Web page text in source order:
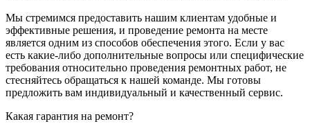
Мы стремимся предоставить нашим клиентам удобные и
эффективные решения, и проведение ремонта на месте
является одним из способов обеспечения этого. Если у вас
есть какие-либо дополнительные вопросы или специфические
требования относительно проведения ремонтных работ, не
стесняйтесь обращаться к нашей команде. Мы готовы
предложить вам индивидуальный и качественный сервис.
Какая гарантия на ремонт?